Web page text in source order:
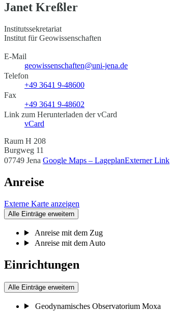
Janet Kreßler
Institutssekretariat
Institut für Geowissenschaften
E-Mail
geowissenschaften@uni-jena.de
Telefon
+49 3641 9-48600
Fax
+49 3641 9-48602
Link zum Herunterladen der vCard
vCard
Raum H 208
Burgweg 11
07749 Jena Google Maps – LageplanExterner Link
Anreise
Externe Karte anzeigen
Alle Einträge erweitern
Anreise mit dem Zug
Anreise mit dem Auto
Einrichtungen
Alle Einträge erweitern
Geodynamisches Observatorium Moxa